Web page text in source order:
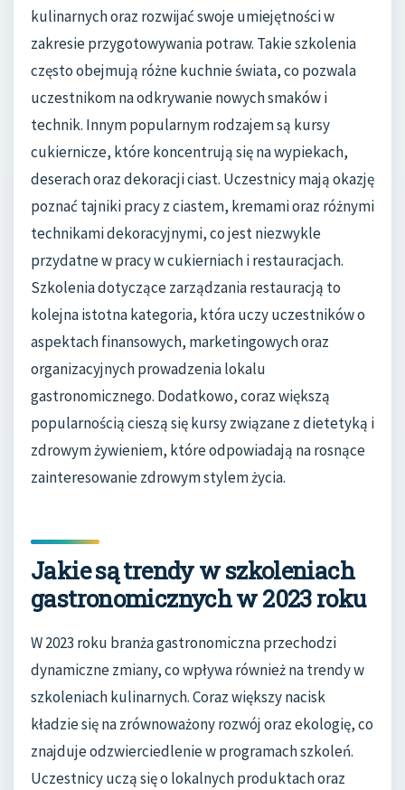
kulinarnych oraz rozwijać swoje umiejętności w
zakresie przygotowywania potraw. Takie szkolenia
często obejmują różne kuchnie świata, co pozwala
uczestnikom na odkrywanie nowych smaków i
technik. Innym popularnym rodzajem są kursy
cukiernicze, które koncentrują się na wypiekach,
deserach oraz dekoracji ciast. Uczestnicy mają okazję
poznać tajniki pracy z ciastem, kremami oraz różnymi
technikami dekoracyjnymi, co jest niezwykle
przydatne w pracy w cukierniach i restauracjach.
Szkolenia dotyczące zarządzania restauracją to
kolejna istotna kategoria, która uczy uczestników o
aspektach finansowych, marketingowych oraz
organizacyjnych prowadzenia lokalu
gastronomicznego. Dodatkowo, coraz większą
popularnością cieszą się kursy związane z dietetyką i
zdrowym żywieniem, które odpowiadają na rosnące
zainteresowanie zdrowym stylem życia.
Jakie są trendy w szkoleniach
gastronomicznych w 2023 roku
W 2023 roku branża gastronomiczna przechodzi
dynamiczne zmiany, co wpływa również na trendy w
szkoleniach kulinarnych. Coraz większy nacisk
kładzie się na zrównoważony rozwój oraz ekologię, co
znajduje odzwierciedlenie w programach szkoleń.
Uczestnicy uczą się o lokalnych produktach oraz